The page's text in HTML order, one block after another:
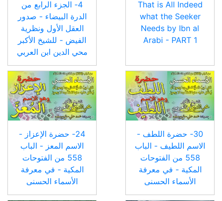
That is All Indeed
what the Seeker
Needs by Ibn al
Arabi - PART 1
4- الجزء الرابع من
الدرة البيضاء - صدور
العقل الأول ونظرية
الفيض - للشيخ الأكبر
محي الدين ابن العربي
30- حضرة اللطف -
الاسم اللطيف - الباب
558 من الفتوحات
المكية - في معرفة
الأسماء الحسنى
24- حضرة الإعزاز -
الاسم المعز - الباب
558 من الفتوحات
المكية - في معرفة
الأسماء الحسنى